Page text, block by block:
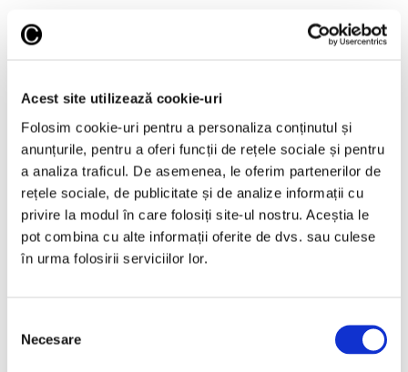
Acest site utilizează cookie-uri
Folosim cookie-uri pentru a personaliza conținutul și
anunțurile, pentru a oferi funcții de rețele sociale și pentru
a analiza traficul. De asemenea, le oferim partenerilor de
rețele sociale, de publicitate și de analize informații cu
privire la modul în care folosiți site-ul nostru. Aceștia le
pot combina cu alte informații oferite de dvs. sau culese
în urma folosirii serviciilor lor.
consimțământului
Necesare
Războiul, între poem vizual și
inutilitatea morții, la pictorii
români